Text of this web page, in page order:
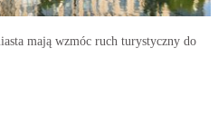
mają wzmóc ruch turystyczny do